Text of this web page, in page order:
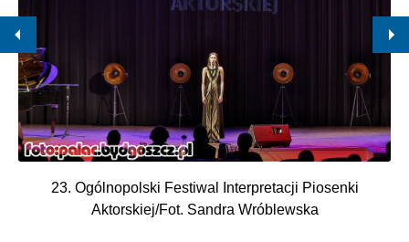
23. Ogólnopolski Festiwal Interpretacji Piosenki
Aktorskiej/Fot. Sandra Wróblewska